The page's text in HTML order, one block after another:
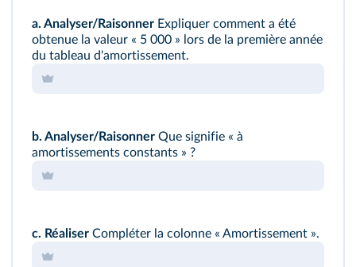
a. Analyser/Raisonner Expliquer comment a été
obtenue la valeur « 5 000 » lors de la première année
du tableau d'amortissement.
b. Analyser/Raisonner Que signifie « à
amortissements constants » ?
c. Réaliser Compléter la colonne « Amortissement ».